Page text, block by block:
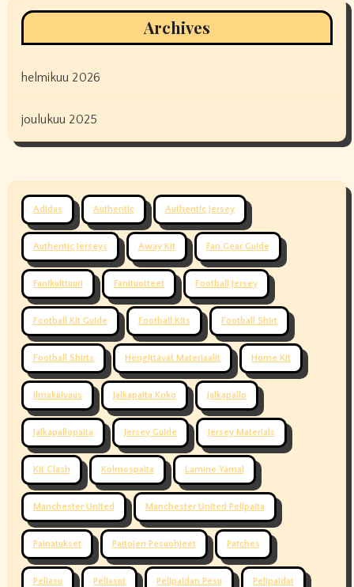
Archives
helmikuu 2026
joulukuu 2025
Adidas Authentic Authentic Jersey
Authentic Jerseys Away Kit Fan Gear Guide
Fanikulttuuri Fanituotteet Football Jersey
Football Kit Guide Football Kits Football Shirt
Football Shirts Hengittävät Materiaalit Home Kit
Ilmakuivaus Jalkapaita Koko Jalkapallo
Jalkapallopaita Jersey Guide Jersey Materials
Kit Clash Kolmospaita Lamine Yamal
Manchester United Manchester United Pelipaita
Painatukset Paitojen Pesuohjeet Patches
Peliasu Peliasut Pelipaidan Pesu Pelipaidat